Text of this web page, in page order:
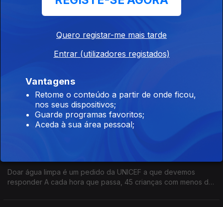
14 ago. 2025
Relatório da ONU apresenta situação actual dos ODS
Ep. 28
07 ago. 2025
Recusa de pagamento em numerário, notas e moedas, tem
crescido.
Doar água limpa é um pedido da UNICEF a que devemos
responder A cada hora que passa, 45 crianças com menos de
Quero registar-me mais tarde
Entrar (utilizadores registados)
Vantagens
Retome o conteúdo a partir de onde ficou,
nos seus dispositivos;
Guarde programas favoritos;
Aceda à sua área pessoal;